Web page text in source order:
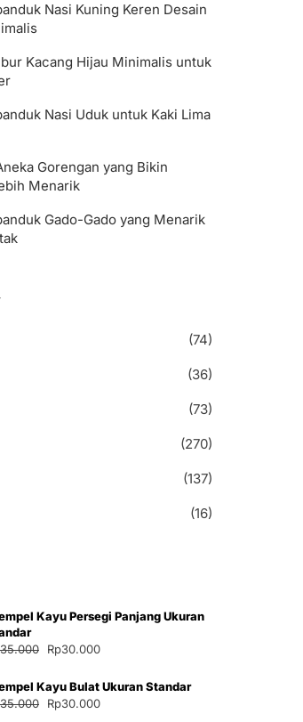
Nasi Kuning Keren Desain
Kacang Hijau Minimalis untuk
Nasi Uduk untuk Kaki Lima
Gorengan yang Bikin
Menarik
Gado-Gado yang Menarik
(74)
(36)
(73)
(270)
(137)
(16)
Kayu Persegi Panjang Ukuran
35.000
Harga
adalah:
Rp35.000.
Rp30.000
ini
Kayu Bulat Ukuran Standar
35.000
Harga
Rp30.000